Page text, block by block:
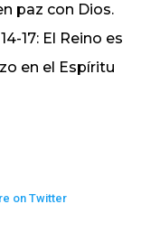
paz con Dios.
17: El Reino es
en el Espíritu
on Twitter